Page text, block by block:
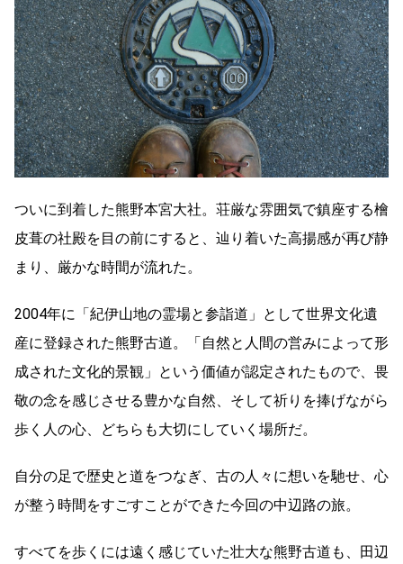
ついに到着した熊野本宮大社。荘厳な雰囲気で鎮座する檜
皮葺の社殿を目の前にすると、辿り着いた高揚感が再び静
まり、厳かな時間が流れた。
2004年に「紀伊山地の霊場と参詣道」として世界文化遺
産に登録された熊野古道。「自然と人間の営みによって形
成された文化的景観」という価値が認定されたもので、畏
敬の念を感じさせる豊かな自然、そして祈りを捧げながら
歩く人の心、どちらも大切にしていく場所だ。
自分の足で歴史と道をつなぎ、古の人々に想いを馳せ、心
が整う時間をすごすことができた今回の中辺路の旅。
すべてを歩くには遠く感じていた壮大な熊野古道も、田辺